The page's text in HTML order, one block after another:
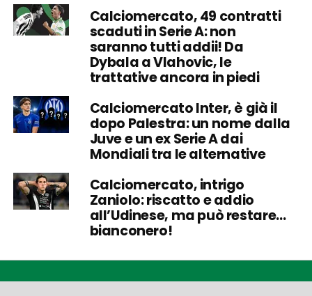
Calciomercato, 49 contratti
scaduti in Serie A: non
saranno tutti addii! Da
Dybala a Vlahovic, le
trattative ancora in piedi
Calciomercato Inter, è già il
dopo Palestra: un nome dalla
Juve e un ex Serie A dai
Mondiali tra le alternative
Calciomercato, intrigo
Zaniolo: riscatto e addio
all’Udinese, ma può restare…
bianconero!